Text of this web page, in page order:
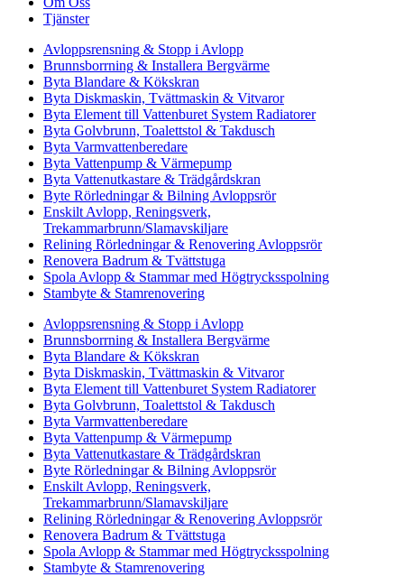
Tjänster
Avloppsrensning & Stopp i Avlopp
Brunnsborrning & Installera Bergvärme
Byta Blandare & Kökskran
Byta Diskmaskin, Tvättmaskin & Vitvaror
Byta Element till Vattenburet System Radiatorer
Byta Golvbrunn, Toalettstol & Takdusch
Byta Varmvattenberedare
Byta Vattenpump & Värmepump
Byta Vattenutkastare & Trädgårdskran
Byte Rörledningar & Bilning Avloppsrör
Enskilt Avlopp, Reningsverk,
Trekammarbrunn/Slamavskiljare
Relining Rörledningar & Renovering Avloppsrör
Renovera Badrum & Tvättstuga
Spola Avlopp & Stammar med Högtrycksspolning
Stambyte & Stamrenovering
Avloppsrensning & Stopp i Avlopp
Brunnsborrning & Installera Bergvärme
Byta Blandare & Kökskran
Byta Diskmaskin, Tvättmaskin & Vitvaror
Byta Element till Vattenburet System Radiatorer
Byta Golvbrunn, Toalettstol & Takdusch
Byta Varmvattenberedare
Byta Vattenpump & Värmepump
Byta Vattenutkastare & Trädgårdskran
Byte Rörledningar & Bilning Avloppsrör
Enskilt Avlopp, Reningsverk,
Trekammarbrunn/Slamavskiljare
Relining Rörledningar & Renovering Avloppsrör
Renovera Badrum & Tvättstuga
Spola Avlopp & Stammar med Högtrycksspolning
Stambyte & Stamrenovering